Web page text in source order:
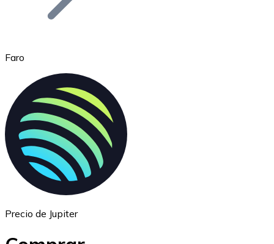
Ethereum
ETH
Faro
Precio de Jupiter